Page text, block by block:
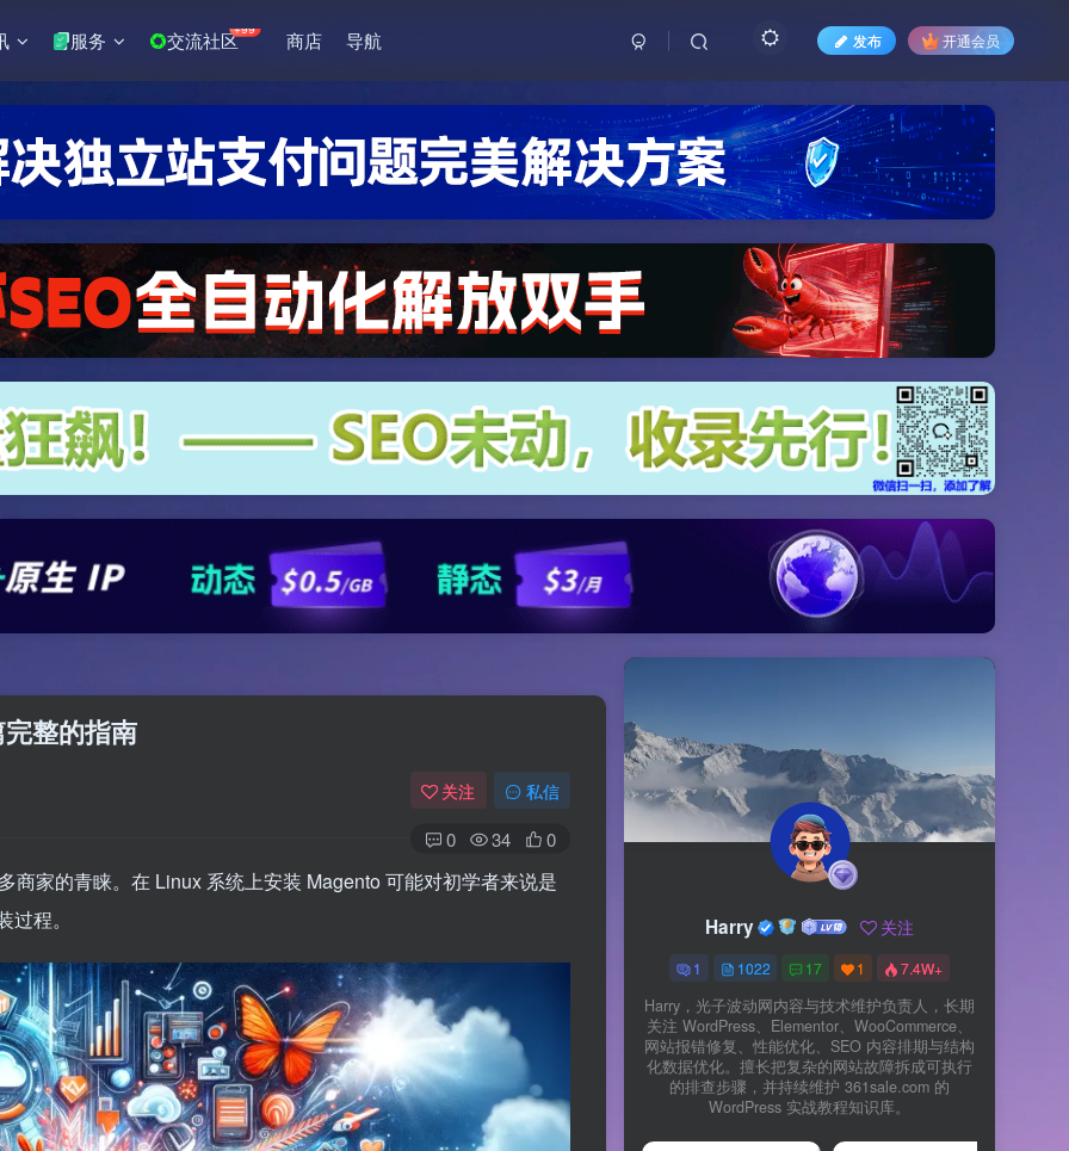
服务 交流社区+99 商店 导航 发布 开通会员
整的指南
关注 私信
0 34 0
商家的青睐。在 Linux 系统上安装 Magento 可能对初学者来说是
程。
Harry 关注
1 1022 17 1 7.4W+
Harry，光子波动网内容与技术维护负责人，长期
关注 WordPress、Elementor、WooCommerce、
网站报错修复、性能优化、SEO 内容排期与结构
化数据优化。擅长把复杂的网站故障拆成可执行
的排查步骤，并持续维护 361sale.com 的
WordPress 实战教程知识库。